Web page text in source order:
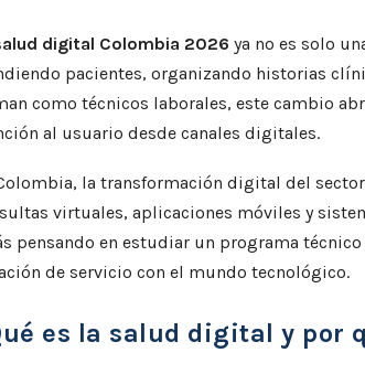
digital Colombia 2026 ya no es solo
pacientes, organizando historias
como técnicos laborales, este cambio
al usuario desde canales digitales.
la transformación digital del
virtuales, aplicaciones móviles y
pensando en estudiar un programa
de servicio con el mundo tecnológico.
es la salud digital y por